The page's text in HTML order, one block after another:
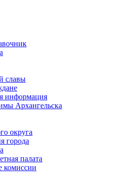
славы
информация
Архангельска
округа
города
палата
комиссии